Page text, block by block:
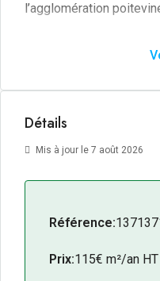
l’agglomération
configuration
fréquenté, en fait un
projet souhaitant
Localisation au
structurant et
Détails
Mis à jour le 7 août 2026
Référence:
Prix:115€ m²/an